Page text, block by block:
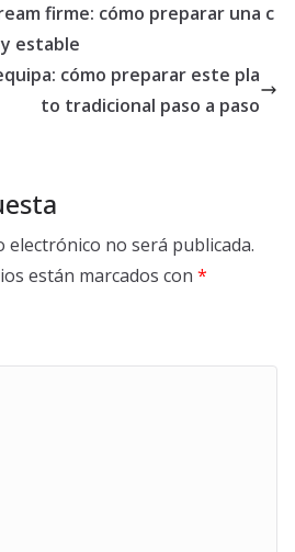
firme: cómo preparar una c
estable
cómo preparar este pla
to tradicional paso a paso
electrónico no será publicada.
están marcados con *